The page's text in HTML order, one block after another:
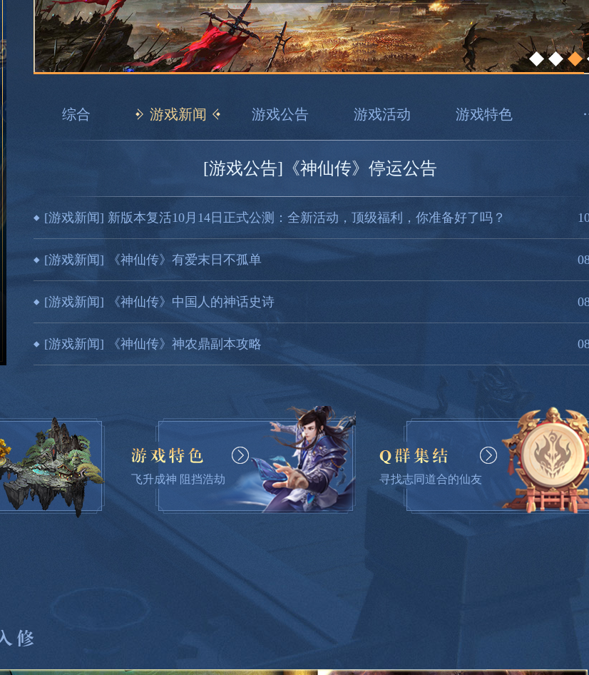
综合 游戏新闻 游戏公告 游戏活动 游戏特色
[游戏公告]《神仙传》停运公告
[游戏新闻] 新版本复活10月14日正式公测：全新活动，顶级福利，你准备好了吗？
[游戏新闻] 《神仙传》有爱末日不孤单
[游戏新闻] 《神仙传》中国人的神话史诗
[游戏新闻] 《神仙传》神农鼎副本攻略
飞升成神 阻挡浩劫 寻找志同道合的仙友